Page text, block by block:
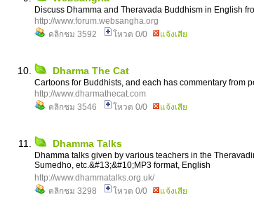
Discuss Dhamma and Theravada Buddhism in English
http://www.forum.websangha.org
คลิกชม 3592
โหวต 0/0 แจ้งเสีย
Dharma The Cat
Cartoons for Buddhists, and each has commentary from
http://www.dharmathecat.com
คลิกชม 3546
โหวต 0/0 แจ้งเสีย
Dhamma Talks
Dhamma talks given by various teachers in the
Sumedho, etc.&#13;&#10;MP3 format, English
http://www.dhammatalks.org.uk/
คลิกชม 3298
โหวต 0/0 แจ้งเสีย